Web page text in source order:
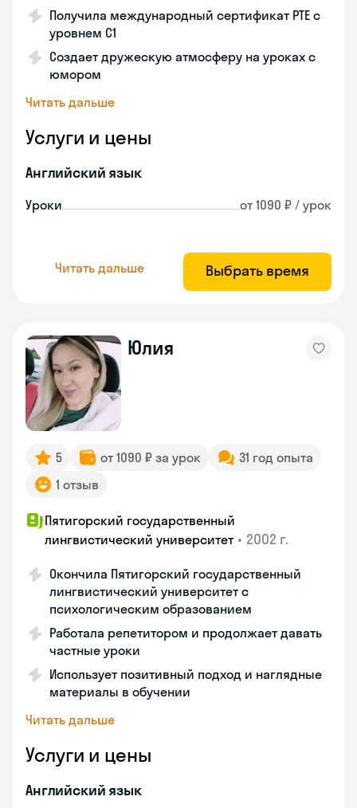
Получила международный сертификат PTE с
уровнем C1
Создает дружескую атмосферу на уроках с
юмором
Читать дальше
Услуги и цены
Английский язык
Уроки от 1090 ₽ / урок
Читать дальше Выбрать время
Юлия
5 от 1090 ₽ за урок
31 год опыта
1 отзыв
Пятигорский государственный
лингвистический университет • 2002 г.
Окончила Пятигорский государственный
лингвистический университет с
психологическим образованием
Работала репетитором и продолжает давать
частные уроки
Использует позитивный подход и наглядные
материалы в обучении
Читать дальше
Услуги и цены
Английский язык